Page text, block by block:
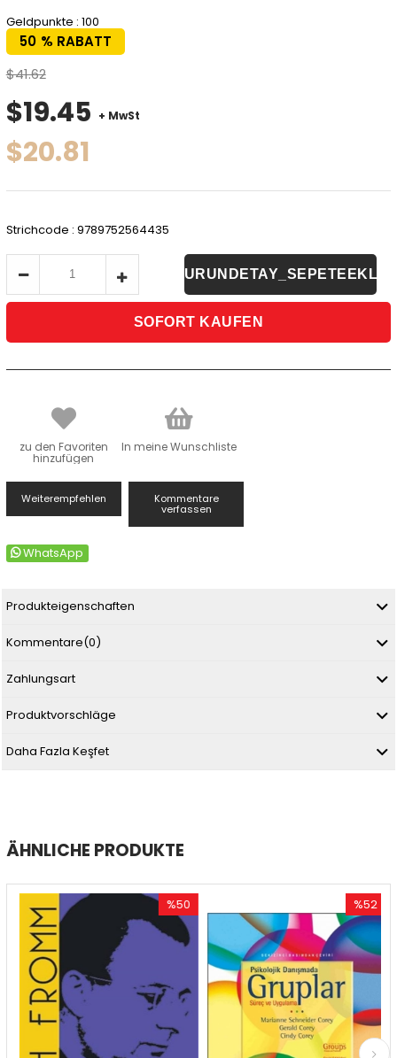
Geldpunkte : 100
%
50
RABATT
$41.62
$19.45 + MwSt
$20.81
Strichcode : 9789752564435
zu den Favoriten
hinzufügen
In meine Wunschliste
Weiterempfehlen Kommentare
verfassen
WhatsApp
Produkteigenschaften
Kommentare(0)
Zahlungsart
Produktvorschläge
Daha Fazla Keşfet
ÄHNLICHE PRODUKTE
%50
Rabatt
%50Rabatt
%52
Rabatt